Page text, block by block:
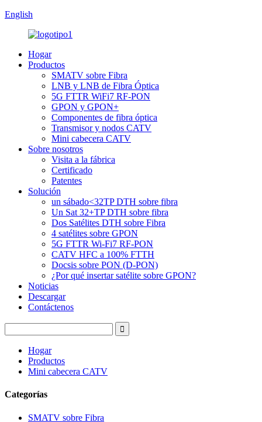
English
Hogar
Productos
SMATV sobre Fibra
LNB y LNB de Fibra Óptica
5G FTTR WiFi7 RF-PON
GPON y GPON+
Componentes de fibra óptica
Transmisor y nodos CATV
Mini cabecera CATV
Sobre nosotros
Visita a la fábrica
Certificado
Patentes
Solución
un sábado<32TP DTH sobre fibra
Un Sat 32+TP DTH sobre fibra
Dos Satélites DTH sobre Fibra
4 satélites sobre GPON
5G FTTR Wi-Fi7 RF-PON
CATV HFC a 100% FTTH
Docsis sobre PON (D-PON)
¿Por qué insertar satélite sobre GPON?
Noticias
Descargar
Contáctenos
Hogar
Productos
Mini cabecera CATV
Categorías
SMATV sobre Fibra